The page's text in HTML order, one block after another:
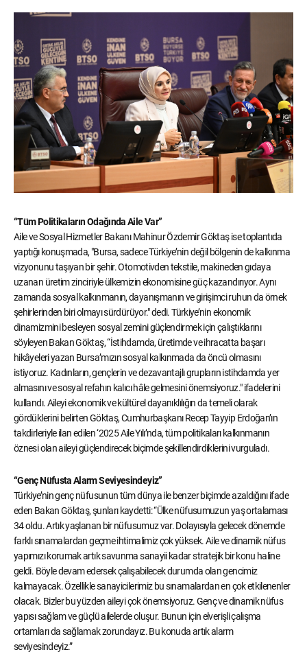
“Tüm Politikaların Odağında Aile Var”
Aile ve Sosyal Hizmetler Bakanı Mahinur Özdemir Göktaş ise toplantıda
yaptığı konuşmada, "Bursa, sadece Türkiye’nin değil bölgenin de kalkınma
vizyonunu taşıyan bir şehir. Otomotivden tekstile, makineden gıdaya
uzanan üretim zinciriyle ülkemizin ekonomisine güç kazandırıyor. Aynı
zamanda sosyal kalkınmanın, dayanışmanın ve girişimci ruhun da örnek
şehirlerinden biri olmayı sürdürüyor." dedi. Türkiye’nin ekonomik
dinamizmini besleyen sosyal zemini güçlendirmek için çalıştıklarını
söyleyen Bakan Göktaş, “İstihdamda, üretimde ve ihracatta başarı
hikâyeleri yazan Bursa’mızın sosyal kalkınmada da öncü olmasını
istiyoruz. Kadınların, gençlerin ve dezavantajlı grupların istihdamda yer
almasını ve sosyal refahın kalıcı hâle gelmesini önemsiyoruz." ifadelerini
kullandı. Aileyi ekonomik ve kültürel dayanıklılığın da temeli olarak
gördüklerini belirten Göktaş, Cumhurbaşkanı Recep Tayyip Erdoğan’ın
takdirleriyle ilan edilen ‘2025 Aile Yılı’nda, tüm politikaları kalkınmanın
öznesi olan aileyi güçlendirecek biçimde şekillendirdiklerini vurguladı.
“Genç Nüfusta Alarm Seviyesindeyiz”
Türkiye’nin genç nüfusunun tüm dünya ile benzer biçimde azaldığını ifade
eden Bakan Göktaş, şunları kaydetti: “Ülke nüfusumuzun yaş ortalaması
34 oldu. Artık yaşlanan bir nüfusumuz var. Dolayısıyla gelecek dönemde
farklı sınamalardan geçme ihtimalimiz çok yüksek. Aile ve dinamik nüfus
yapımızı korumak artık savunma sanayii kadar stratejik bir konu haline
geldi. Böyle devam edersek çalışabilecek durumda olan gencimiz
kalmayacak. Özellikle sanayicilerimiz bu sınamalardan en çok etkilenenler
olacak. Bizler bu yüzden aileyi çok önemsiyoruz. Genç ve dinamik nüfus
yapısı sağlam ve güçlü ailelerde oluşur. Bunun için elverişli çalışma
ortamları da sağlamak zorundayız. Bu konuda artık alarm
seviyesindeyiz.”